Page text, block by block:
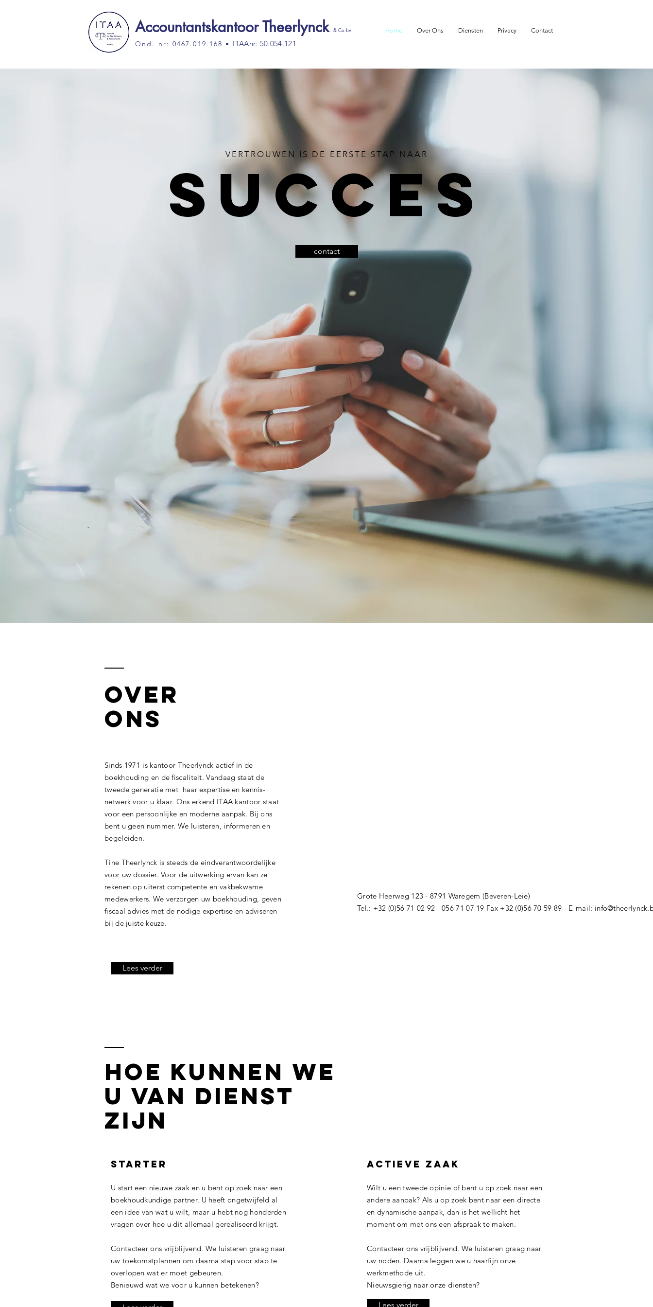
Accountantskantoor Theerlynck & Co bv Home Over Ons Diensten Privacy Contact
Ond. nr: 0467.019.168 • ITAAnr: 50.054.121
VERTROUWEN IS DE EERSTE STAP NAAR
SUCCES
contact
OVER
ONS
Sinds 1971 is kantoor Theerlynck actief in de
boekhouding en de fiscaliteit. Vandaag staat de
tweede generatie met haar expertise en kennis-
netwerk voor u klaar. Ons erkend ITAA kantoor staat
voor een persoonlijke en moderne aanpak. ​Bij ons
bent u geen nummer. We luisteren, informeren en
begeleiden.
Tine Theerlynck is steeds de eindverantwoordelijke
voor uw dossier. Voor de uitwerking ervan kan ze
rekenen op uiterst competente en vakbekwame
medewerkers. We verzorgen uw boekhouding, geven
fiscaal advies met de nodige expertise en adviseren
bij de juiste keuze.
Grote Heerweg 123 - 8791 Waregem (Beveren-Leie)
Tel.: +32 (0)56 71 02 92 - 056 71 07 19 Fax +32 (0)56 70 59 89 - E-mail:
Lees verder
Hoe kunnen we
u van dienst
zijn
STARTER
U start een nieuwe zaak en u bent op zoek naar een
boekhoudkundige partner. U heeft ongetwijfeld al
een idee van wat u wilt, maar u hebt nog honderden
vragen over hoe u dit allemaal gerealiseerd krijgt.
Contacteer ons vrijblijvend. We luisteren graag naar
uw toekomstplannen om daarna stap voor stap te
overlopen wat er moet gebeuren.
Benieuwd wat we voor u kunnen betekenen?
ACTIEVE ZAAK
Wilt u een tweede opinie of bent u op zoek naar een
andere aanpak? Als u op zoek bent naar een directe
en dynamische aanpak, dan is het wellicht het
moment om met ons een afspraak te maken.
Contacteer ons vrijblijvend. We luisteren graag naar
uw noden. Daarna leggen we u haarfijn onze
werkmethode uit.
Nieuwsgierig naar onze diensten?
Lees verder